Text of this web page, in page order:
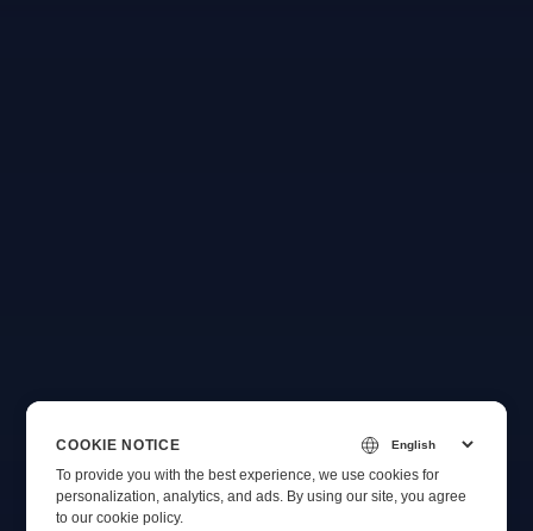
COOKIE NOTICE
To provide you with the best experience, we use cookies for
personalization, analytics, and ads. By using our site, you agree
toour cookie policy.